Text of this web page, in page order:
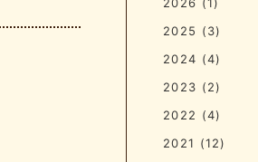
2025 (3)
2024 (4)
2023 (2)
2022 (4)
2021 (12)